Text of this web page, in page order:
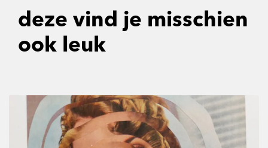
deze vind je misschien
ook leuk